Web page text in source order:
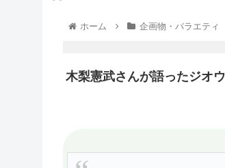
ホーム 企画物・バラエティ
木梨憲武さんが語ったジオ